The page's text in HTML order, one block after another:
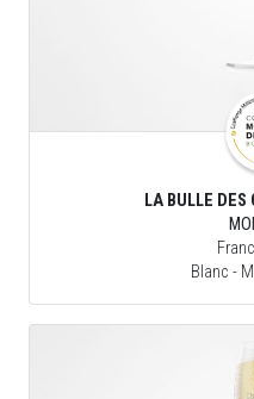
LA BULLE DES
Blanc -